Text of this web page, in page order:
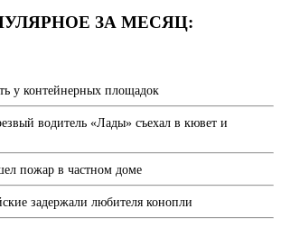
ЗА МЕСЯЦ:
у контейнерных площадок
водитель «Лады» съехал в кювет и
пожар в частном доме
задержали любителя конопли